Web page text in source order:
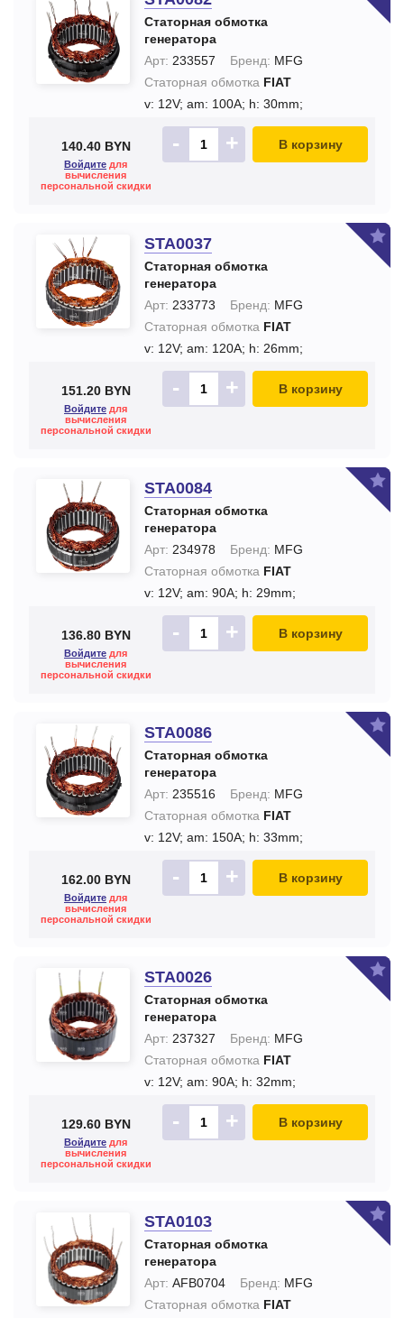
Статорная обмотка
генератора
Арт: 233557 Бренд: MFG
Статорная обмотка FIAT
v: 12V; am: 100A; h: 30mm;
140.40 BYN
Войдите для
вычисления
персональной скидки
- + В корзину
STA0037
Статорная обмотка
генератора
Арт: 233773 Бренд: MFG
Статорная обмотка FIAT
v: 12V; am: 120A; h: 26mm;
151.20 BYN
Войдите для
вычисления
персональной скидки
- + В корзину
STA0084
Статорная обмотка
генератора
Арт: 234978 Бренд: MFG
Статорная обмотка FIAT
v: 12V; am: 90A; h: 29mm;
136.80 BYN
Войдите для
вычисления
персональной скидки
- + В корзину
STA0086
Статорная обмотка
генератора
Арт: 235516 Бренд: MFG
Статорная обмотка FIAT
v: 12V; am: 150A; h: 33mm;
162.00 BYN
Войдите для
вычисления
персональной скидки
- + В корзину
STA0026
Статорная обмотка
генератора
Арт: 237327 Бренд: MFG
Статорная обмотка FIAT
v: 12V; am: 90A; h: 32mm;
129.60 BYN
Войдите для
вычисления
персональной скидки
- + В корзину
STA0103
Статорная обмотка
генератора
Арт: AFB0704 Бренд: MFG
Статорная обмотка FIAT